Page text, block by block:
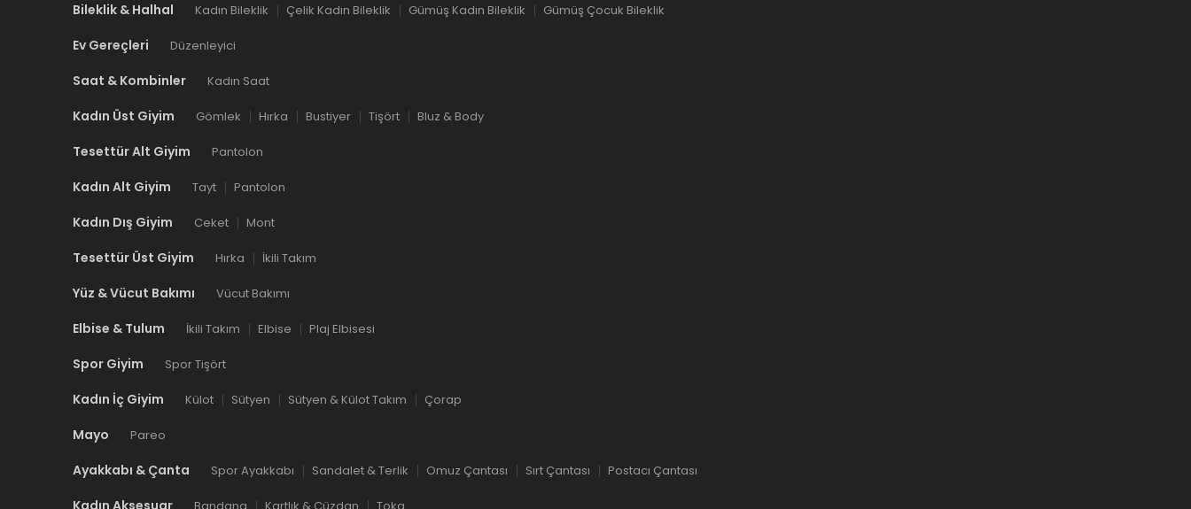
Bileklik & Halhal Kadın Bileklik Çelik Kadın Bileklik Gümüş Kadın Bileklik Gümüş Çocuk Bileklik
Ev Gereçleri Düzenleyici
Saat & Kombinler Kadın Saat
Kadın Üst Giyim Gömlek Hırka Bustiyer Tişört Bluz & Body
Tesettür Alt Giyim Pantolon
Kadın Alt Giyim Tayt Pantolon
Kadın Dış Giyim Ceket Mont
Tesettür Üst Giyim Hırka İkili Takım
Yüz & Vücut Bakımı Vücut Bakımı
Elbise & Tulum İkili Takım Elbise Plaj Elbisesi
Spor Giyim Spor Tişört
Kadın İç Giyim Külot Sütyen Sütyen & Külot Takım Çorap
Mayo Pareo
Ayakkabı & Çanta Spor Ayakkabı Sandalet & Terlik Omuz Çantası Sırt Çantası Postacı Çantası
Kadın Aksesuar